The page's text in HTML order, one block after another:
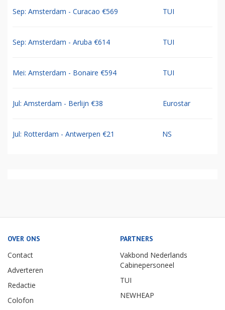
Sep: Amsterdam - Curacao €569 TUI
Sep: Amsterdam - Aruba €614 TUI
Mei: Amsterdam - Bonaire €594 TUI
Jul: Amsterdam - Berlijn €38 Eurostar
Jul: Rotterdam - Antwerpen €21 NS
OVER ONS
Contact
Adverteren
Redactie
Colofon
PARTNERS
Vakbond Nederlands
Cabinepersoneel
TUI
NEWHEAP